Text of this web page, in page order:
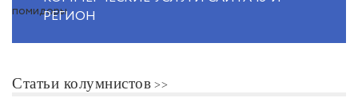
РЕГИОН
Статьи колумнистов